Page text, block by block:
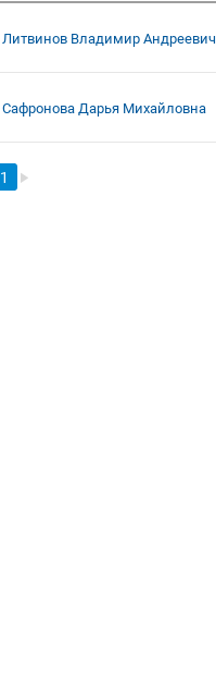
Литвинов Владимир Андреевич
Сафронова Дарья Михайловна
1